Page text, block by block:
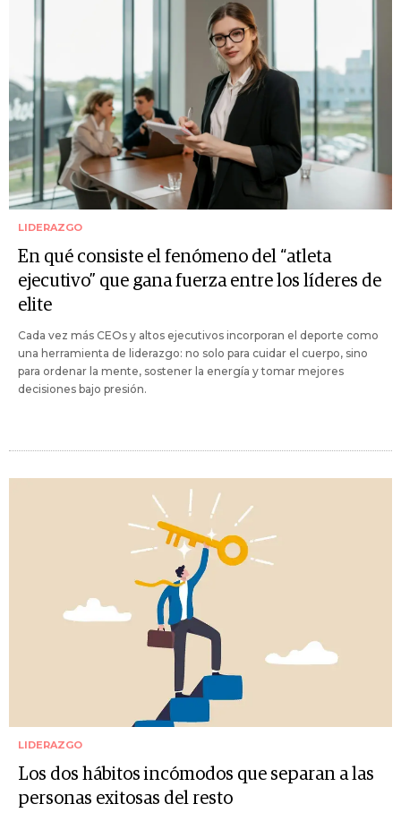
LIDERAZGO
En qué consiste el fenómeno del “atleta
ejecutivo” que gana fuerza entre los líderes de
elite
Cada vez más CEOs y altos ejecutivos incorporan el deporte como
una herramienta de liderazgo: no solo para cuidar el cuerpo, sino
para ordenar la mente, sostener la energía y tomar mejores
decisiones bajo presión.
LIDERAZGO
Los dos hábitos incómodos que separan a las
personas exitosas del resto